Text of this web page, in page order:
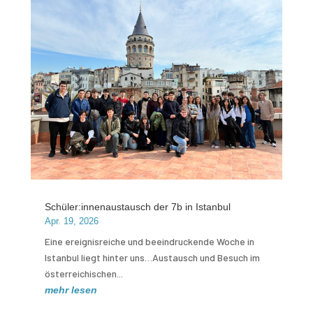
Schüler:innenaustausch der 7b in Istanbul
Apr. 19, 2026
Eine ereignisreiche und beeindruckende Woche in
Istanbul liegt hinter uns…Austausch und Besuch im
österreichischen...
mehr lesen